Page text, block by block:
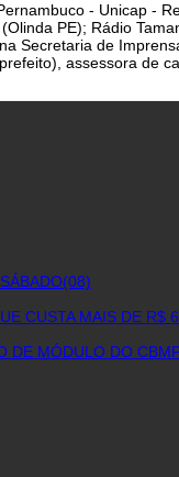
- Unicap -
PE); Rádio
Secretaria de
assessora de
CUSTA MAIS DE R$
DE MÓDULO DO